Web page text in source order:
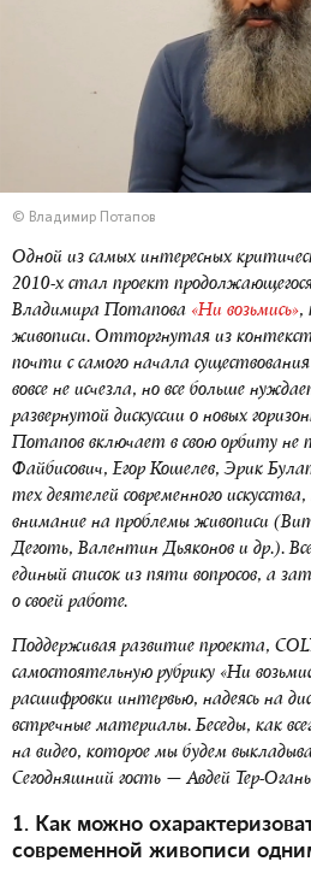
© Владимир Потапов
Одной из самых интересных
2010-х стал проект
Владимира Потапова «Ни возьмись»,
живописи. Отторгнутая из
почти с самого начала
вовсе не исчезла, но все больше
развернутой дискуссии о новых
Потапов включает в свою орбиту не
Файбисович, Егор Кошелев, Эрик
тех деятелей современного
внимание на проблемы живописи
Деготь, Валентин Дьяконов и др.).
единый список из пяти вопросов, а
о своей работе.
Поддерживая развитие проекта,
самостоятельную рубрику «Ни
расшифровки интервью, надеясь на
встречные материалы. Беседы, как
на видео, которое мы будем
Сегодняшний гость — Авдей Тер-
1. Как можно
современной живописи